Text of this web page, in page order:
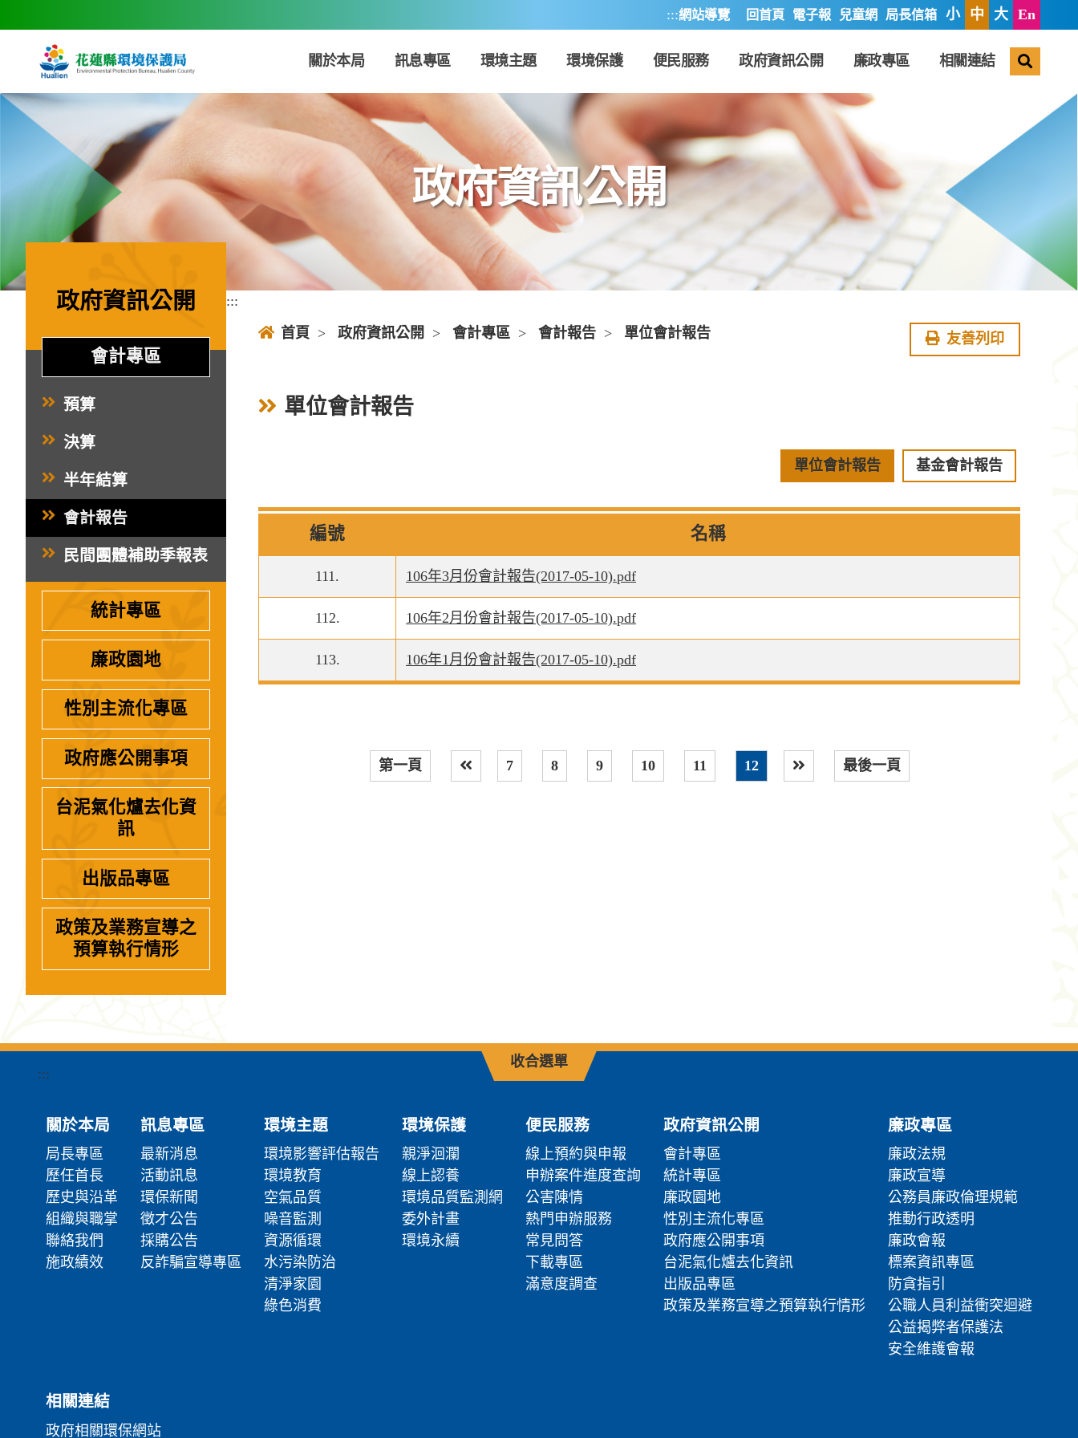
:::網站導覽 回首頁 電子報 兒童網 局長信箱 小 中 大 En
關於本局 訊息專區 環境主題 環境保護 便民服務 政府資訊公開 廉政專區 相關連結
政府資訊公開
政府資訊公開
會計專區
預算
決算
半年結算
會計報告
民間團體補助季報表
統計專區
廉政園地
性別主流化專區
政府應公開事項
台泥氣化爐去化資
訊
出版品專區
政策及業務宣導之
預算執行情形
:::
首頁 > 政府資訊公開 > 會計專區 > 會計報告 > 單位會計報告 友善列印
單位會計報告
單位會計報告 基金會計報告
編號 名稱
111. 106年3月份會計報告(2017-05-10).pdf
112. 106年2月份會計報告(2017-05-10).pdf
113. 106年1月份會計報告(2017-05-10).pdf
第一頁
上一頁
7 8 9 10 11
12
下一頁
最後一頁
收合選單
:::
關於本局
局長專區
歷任首長
歷史與沿革
組織與職掌
聯絡我們
施政績效
訊息專區
最新消息
活動訊息
環保新聞
徵才公告
採購公告
反詐騙宣導專區
環境主題
環境影響評估報告
環境教育
空氣品質
噪音監測
資源循環
水污染防治
清淨家園
綠色消費
環境保護
親淨洄瀾
線上認養
環境品質監測網
委外計畫
環境永續
便民服務
線上預約與申報
申辦案件進度查詢
公害陳情
熱門申辦服務
常見問答
下載專區
滿意度調查
政府資訊公開
會計專區
統計專區
廉政園地
性別主流化專區
政府應公開事項
台泥氣化爐去化資訊
出版品專區
政策及業務宣導之預算執行情形
廉政專區
廉政法規
廉政宣導
公務員廉政倫理規範
推動行政透明
廉政會報
標案資訊專區
防貪指引
公職人員利益衝突迴避
公益揭弊者保護法
安全維護會報
相關連結
政府相關環保網站